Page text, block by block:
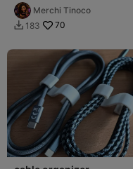
Merchi Tinoco
 183 70